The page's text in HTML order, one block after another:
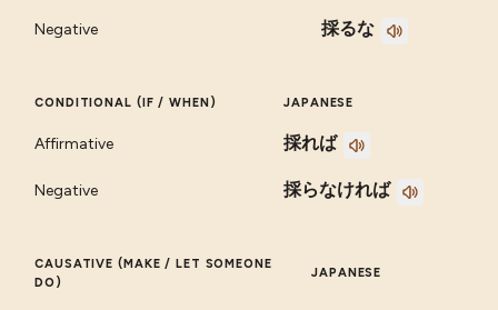
Negative 採るな
CONDITIONAL (IF / WHEN) JAPANESE
Affirmative 採れば
Negative 採らなければ
CAUSATIVE (MAKE / LET SOMEONE
DO)
JAPANESE